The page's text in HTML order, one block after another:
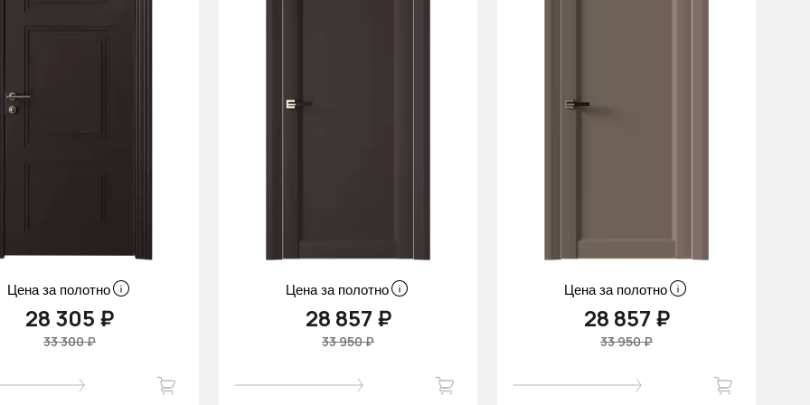
Цена за полотно
28 305 ₽
33 300 ₽
Цена за полотно
28 857 ₽
33 950 ₽
Цена за полотно
28 857 ₽
33 950 ₽